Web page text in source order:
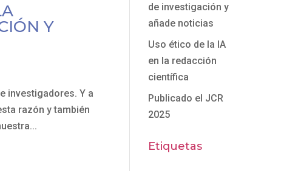
Y
investigadores. Y a
razón y también
de investigación y
añade noticias
Uso ético de la IA
en la redacción
científica
Publicado el JCR
2025
Etiquetas